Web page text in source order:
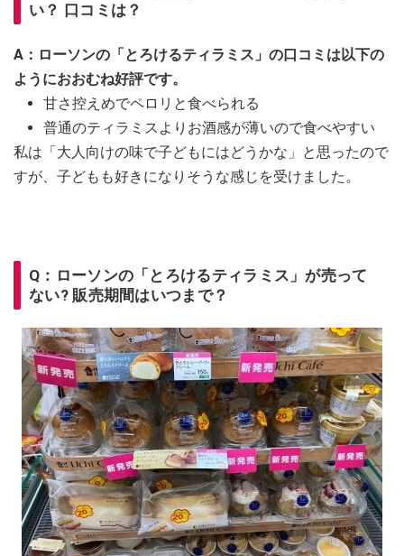
い？ 口コミは？
A：ローソンの「とろけるティラミス」の口コミは以下の
ようにおおむね好評です。
甘さ控えめでペロリと食べられる
普通のティラミスよりお酒感が薄いので食べやすい
私は「大人向けの味で子どもにはどうかな」と思ったので
すが、子どもも好きになりそうな感じを受けました。
Q：ローソンの「とろけるティラミス」が売って
ない? 販売期間はいつまで？